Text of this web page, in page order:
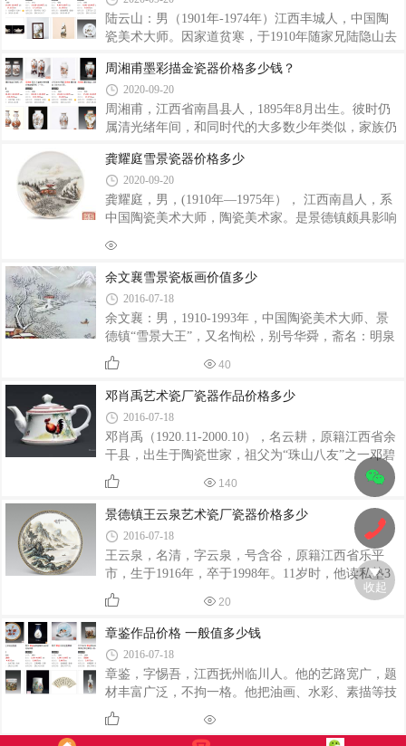
时就开始在景德镇陶瓷作坊学徒，从事陶瓷艺术创作
长达65年。20世纪60年始多次当选为景德镇市人大代
表、景德镇市政协委员。1958年被评选为景德镇陶瓷
工艺美术师，1959年聘为景德镇陶瓷学院讲师，在60
年代被推选为景德镇市美术学会常务理事。聂杏生
陆云山：男（1901年-1974年）江西丰城人，中国陶
瓷美术大师。因家道贫寒，于1910年随家兄陆隐山去
海搪瓷厂画搪瓷。同时掌握了扁笔作画技巧。于1921
年到九江为人帮工画瓷。对传统粉彩装饰陶瓷得心应
手。1925年又去上海画瓷，受任伯年画风的影响，画
瓷技法又有提高。1928年应天津裕丰召请，又得北派
格。1932年重返九江，画名鹊起浔阳。珠山小八友陆
云山作品价格1937年定居景德镇。1953年走合作化道
路进入市第三陶瓷工业社。1956年调入陶瓷研究所
周湘甫墨彩描金瓷器价格多少钱？
2020-09-20
周湘甫，江西省南昌县人，1895年8月出生。彼时仍
属清光绪年间，和同时代的大多数少年类似，家族仍
是风云变幻世道艰难，为了生存，1 2岁时父亲不得不
将他带到景德镇，在一家南昌人开的红店学艺。传闻
他一开始学习的是古彩，学满出师后就在店里绘瓷，
后来又师从四川籍画师周筱松。周筱松生卒不详，名
公开发表的资料看，周筱松民国初年已在景德镇声名
大噪，1 91 5年江西瓷业公司景德镇商会曾推荐其作
品与王大凡、王琦、潘萄宇、汪晓棠和汪野亭
龚耀庭雪景瓷器价格多少
2020-09-20
龚耀庭，男，(1910年—1975年）， 江西南昌人，系
中国陶瓷美术大师，陶瓷美术家。是景德镇颇具影响
瓶、“假日”山水瓷瓶等。2011年1月22日，由景德镇
市民间民俗文化协会、景德镇市民族民俗文化抢救与
保护中心报江西省艺术工作委员会审核，提交中国陶
瓷美术荣誉与职称颁证仪式酝酿，经得近百名中国陶
瓷美术高级人才、大师、教授、新闻媒体代表意见，
由正式代表举手表决，一致同意追忆其为“中国陶瓷
美术大师”荣誉称号。567期间也涌现了大量的知名陶
余文襄雪景瓷板画价值多少
2016-07-18
余文襄：男，1910-1993年，中国陶瓷美术大师、景
德镇“雪景大王”，又名恂松，别号华舜，斋名：明泉
古屋。原籍江西都昌，世居景德镇，中国陶瓷美术大
师
40
邓肖禹艺术瓷厂瓷器作品价格多少
2016-07-18
邓肖禹（1920.11-2000.10），名云耕，原籍江西省余
干县，出生于陶瓷世家，祖父为“珠山八友”之一邓碧
珊。其室名为“绚画馆”，景德镇陶瓷美术家，曾任市
书画院画师、市人大代表、陶瓷美术界老艺术家联谊
会理事。在中国陶瓷美术界具有很高的威望。
140
景德镇王云泉艺术瓷厂瓷器价格多少
2016-07-18
王云泉，名清，字云泉，号含谷，原籍江西省乐平
市，生于1916年，卒于1998年。11岁时，他读私塾3
年，并自习芥子园、王石谷画谱，学人物画，兼习山
水、花鸟。
20
章鉴作品价格 一般值多少钱
2016-07-18
章鉴，字惕吾，江西抚州临川人。他的艺路宽广，题
材丰富广泛，不拘一格。他把油画、水彩、素描等技
法运用于陶瓷彩绘上，打破了前人用单色绘瓷的历
史。
收起